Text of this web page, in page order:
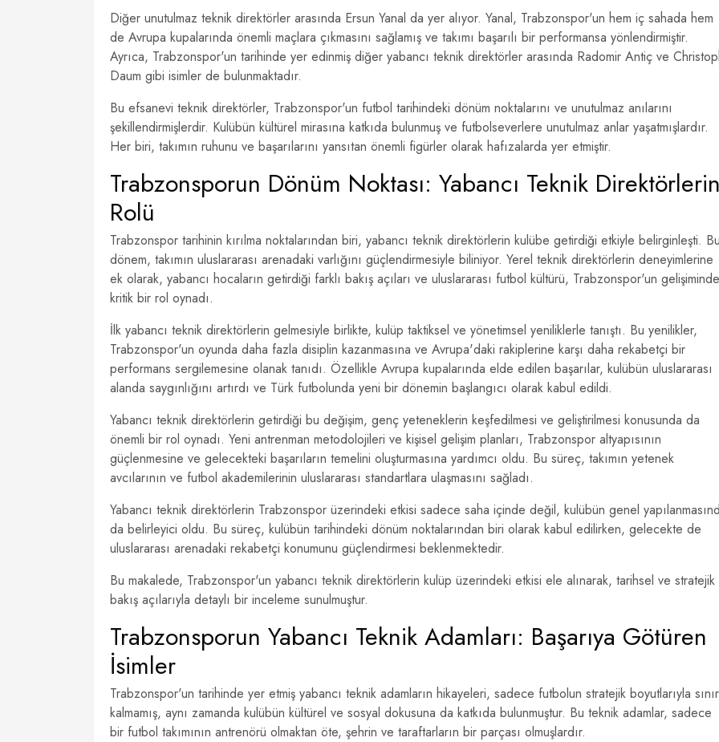
Diğer unutulmaz teknik direktörler arasında Ersun Yanal da yer alıyor. Yanal, Trabzonspor'un hem iç sahada hem
de Avrupa kupalarında önemli maçlara çıkmasını sağlamış ve takımı başarılı bir performansa yönlendirmiştir.
Ayrıca, Trabzonspor'un tarihinde yer edinmiş diğer yabancı teknik direktörler arasında Radomir Antiç ve
Daum gibi isimler de bulunmaktadır.
Bu efsanevi teknik direktörler, Trabzonspor'un futbol tarihindeki dönüm noktalarını ve unutulmaz anılarını
şekillendirmişlerdir. Kulübün kültürel mirasına katkıda bulunmuş ve futbolseverlere unutulmaz anlar yaşatmışlardır.
Her biri, takımın ruhunu ve başarılarını yansıtan önemli figürler olarak hafızalarda yer etmiştir.
Trabzonsporun Dönüm Noktası: Yabancı Teknik Direktörlerin
Rolü
Trabzonspor tarihinin kırılma noktalarından biri, yabancı teknik direktörlerin kulübe getirdiği etkiyle belirginleşti. Bu
dönem, takımın uluslararası arenadaki varlığını güçlendirmesiyle biliniyor. Yerel teknik direktörlerin deneyimlerine
ek olarak, yabancı hocaların getirdiği farklı bakış açıları ve uluslararası futbol kültürü, Trabzonspor'un gelişiminde
kritik bir rol oynadı.
İlk yabancı teknik direktörlerin gelmesiyle birlikte, kulüp taktiksel ve yönetimsel yeniliklerle tanıştı. Bu yenilikler,
Trabzonspor'un oyunda daha fazla disiplin kazanmasına ve Avrupa'daki rakiplerine karşı daha rekabetçi bir
performans sergilemesine olanak tanıdı. Özellikle Avrupa kupalarında elde edilen başarılar, kulübün uluslararası
alanda saygınlığını artırdı ve Türk futbolunda yeni bir dönemin başlangıcı olarak kabul edildi.
Yabancı teknik direktörlerin getirdiği bu değişim, genç yeteneklerin keşfedilmesi ve geliştirilmesi konusunda da
önemli bir rol oynadı. Yeni antrenman metodolojileri ve kişisel gelişim planları, Trabzonspor altyapısının
güçlenmesine ve gelecekteki başarıların temelini oluşturmasına yardımcı oldu. Bu süreç, takımın yetenek
avcılarının ve futbol akademilerinin uluslararası standartlara ulaşmasını sağladı.
Yabancı teknik direktörlerin Trabzonspor üzerindeki etkisi sadece saha içinde değil, kulübün genel
da belirleyici oldu. Bu süreç, kulübün tarihindeki dönüm noktalarından biri olarak kabul edilirken, gelecekte de
uluslararası arenadaki rekabetçi konumunu güçlendirmesi beklenmektedir.
Bu makalede, Trabzonspor'un yabancı teknik direktörlerin kulüp üzerindeki etkisi ele alınarak, tarihsel ve stratejik
bakış açılarıyla detaylı bir inceleme sunulmuştur.
Trabzonsporun Yabancı Teknik Adamları: Başarıya Götüren
İsimler
Trabzonspor'un tarihinde yer etmiş yabancı teknik adamların hikayeleri, sadece futbolun stratejik boyutlarıyla
kalmamış, aynı zamanda kulübün kültürel ve sosyal dokusuna da katkıda bulunmuştur. Bu teknik adamlar, sadece
bir futbol takımının antrenörü olmaktan öte, şehrin ve taraftarların bir parçası olmuşlardır.